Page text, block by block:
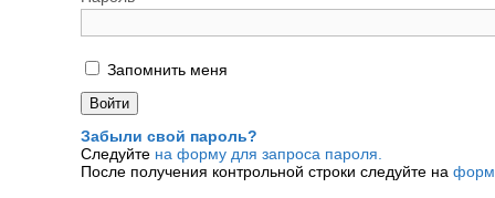
Запомнить меня
Забыли свой пароль?
Следуйте на форму для запроса пароля.
После получения контрольной строки следуйте на